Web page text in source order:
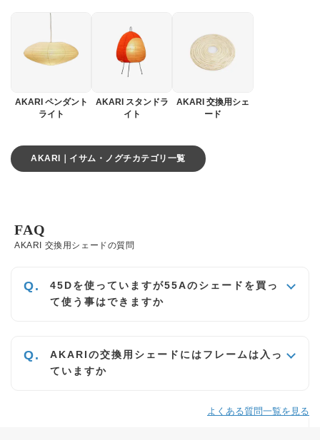
AKARI ペンダント
ライト
AKARI スタンドラ
イト
AKARI 交換用シェ
ード
AKARI｜イサム・ノグチカテゴリ一覧
AKARI 交換用シェードの質問
FAQ
45Dを使っていますが55Aのシェードを買っ
て使う事はできますか
AKARIの交換用シェードにはフレームは入っ
ていますか
よくある質問一覧を見る